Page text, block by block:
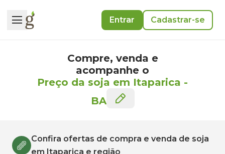
Entrar Cadastrar-se
Compre, venda e
acompanhe o
Preço da soja em Itaparica -
BA
Confira ofertas de compra e venda de soja
em Itaparica e região